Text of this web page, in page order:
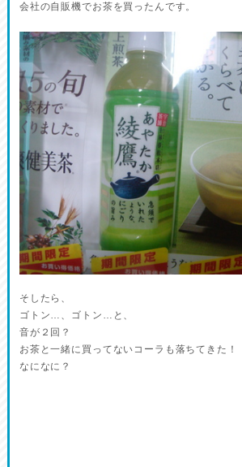
会社の自販機でお茶を買ったんです。
そしたら、
ゴトン…、ゴトン…と、
音が２回？
お茶と一緒に買ってないコーラも落ちてきた！
なになに？